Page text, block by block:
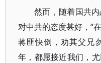
然而，随着国共
对中共的态度甚好，“
蒋匪快倒，劝其父兄
年，都愿接近我们，